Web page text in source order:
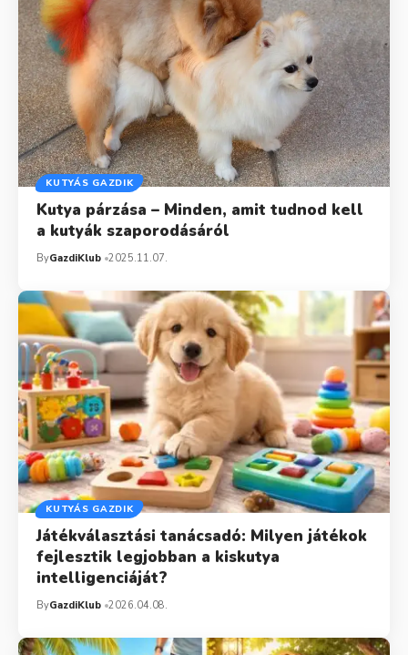
KUTYÁS GAZDIK
Kutya párzása – Minden, amit tudnod kell
a kutyák szaporodásáról
ByGazdiKlub 2025.11.07.
KUTYÁS GAZDIK
Játékválasztási tanácsadó: Milyen játékok
fejlesztik legjobban a kiskutya
intelligenciáját?
ByGazdiKlub 2026.04.08.